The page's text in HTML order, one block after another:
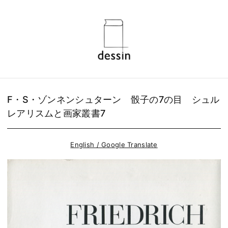
F・S・ゾンネンシュターン 骰子の7の目 シュル
レアリスムと画家叢書7
English / Google Translate